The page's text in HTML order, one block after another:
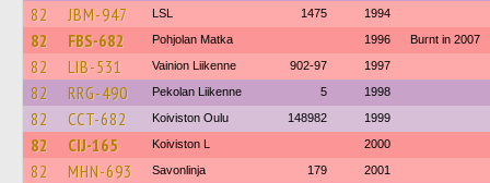
82 JBM-947 LSL 1475 1994
82 FBS-682 Pohjolan Matka 1996 Burnt in 2007
82 LIB-531 Vainion Liikenne 902-97 1997
82 RRG-490 Pekolan Liikenne 5 1998
82 CCT-682 Koiviston Oulu 148982 1999
82 CIJ-165 Koiviston L 2000
82 MHN-693 Savonlinja 179 2001